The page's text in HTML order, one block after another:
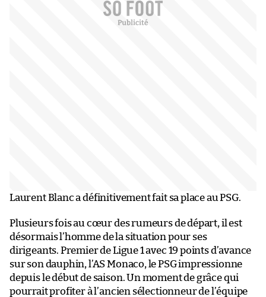
Laurent Blanc a définitivement fait sa place au PSG.
Plusieurs fois au cœur des rumeurs de départ, il est
désormais l’homme de la situation pour ses
dirigeants. Premier de Ligue 1 avec 19 points d’avance
sur son dauphin, l’AS Monaco, le PSG impressionne
depuis le début de saison. Un moment de grâce qui
pourrait profiter à l’ancien sélectionneur de l’équipe